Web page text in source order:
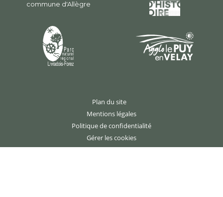
Plan du site
Mentions légales
Politique de confidentialité
Gérer les cookies